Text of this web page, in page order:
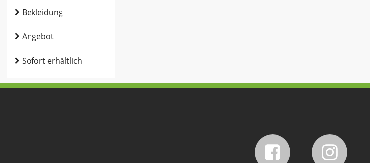
Bekleidung
Angebot
Sofort erhältlich